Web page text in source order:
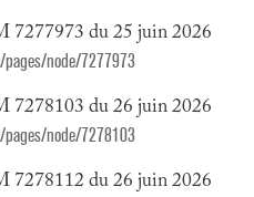
7277973 du 25 juin 2026
node/7277973
7278103 du 26 juin 2026
node/7278103
7278112 du 26 juin 2026